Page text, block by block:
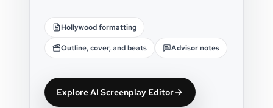
Hollywood formatting
Outline, cover, and beats Advisor notes
Explore AI Screenplay Editor